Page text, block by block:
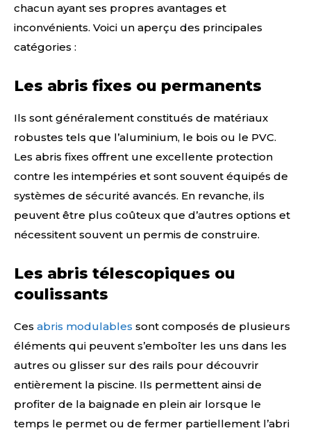
chacun ayant ses propres avantages et
inconvénients. Voici un aperçu des principales
catégories :
Les abris fixes ou permanents
Ils sont généralement constitués de matériaux
robustes tels que l’aluminium, le bois ou le PVC.
Les abris fixes offrent une excellente protection
contre les intempéries et sont souvent équipés de
systèmes de sécurité avancés. En revanche, ils
peuvent être plus coûteux que d’autres options et
nécessitent souvent un permis de construire.
Les abris télescopiques ou
coulissants
Ces abris modulables sont composés de plusieurs
éléments qui peuvent s’emboîter les uns dans les
autres ou glisser sur des rails pour découvrir
entièrement la piscine. Ils permettent ainsi de
profiter de la baignade en plein air lorsque le
temps le permet ou de fermer partiellement l’abri